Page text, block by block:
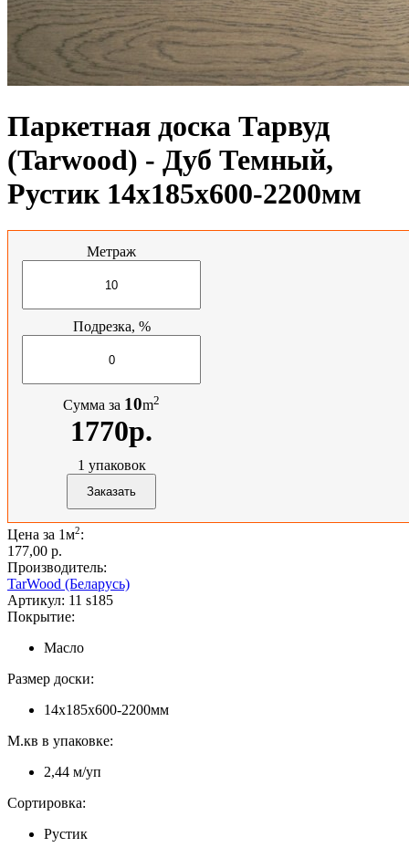
Паркетная доска Тарвуд
(Tarwood) - Дуб Темный,
Рустик 14х185х600-2200мм
Метраж
Подрезка, %
Сумма за 10m2
1770р.
1 упаковок
Цена за 1м2:
177,00 p.
Производитель:
TarWood (Беларусь)
Артикул: 11 s185
Покрытие:
Масло
Размер доски:
14х185х600-2200мм
М.кв в упаковке:
2,44 м/уп
Сортировка:
Рустик